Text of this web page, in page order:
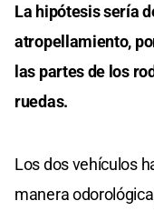
La hipótesis sería
atropellamiento,
las partes de los
ruedas.
Los dos vehículos
manera